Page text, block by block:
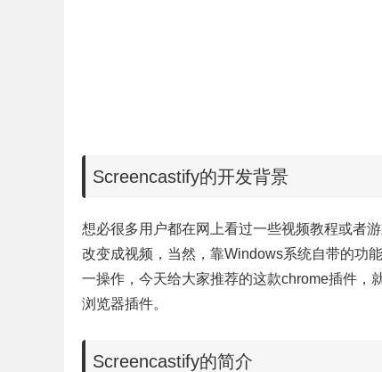
Screencastify的开发背景
想必很多用户都在网上看过一些视频教程或者
改变成视频，当然，靠Windows系统自带的功
一操作，今天给大家推荐的这款chrome插件，
浏览器插件。
Screencastify的简介